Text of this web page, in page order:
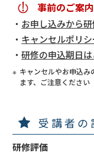
事前のご案内
お申し込みから
キャンセルポリ
研修の申込期日は
キャンセルやお申込み
ます、ご注意ください
受講者の
研修評価